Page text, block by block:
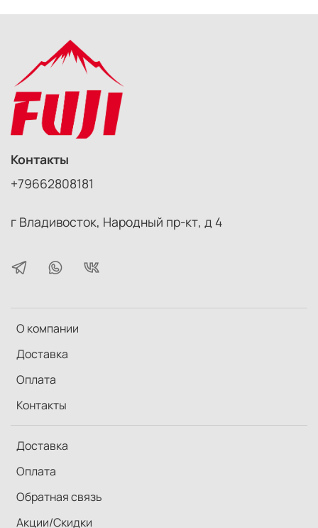
О компании
Доставка
Оплата
Контакты
Доставка
Оплата
Обратная связь
Акции/Скидки
Контакты
+79662808181
г Владивосток, Народный пр-кт, д 4